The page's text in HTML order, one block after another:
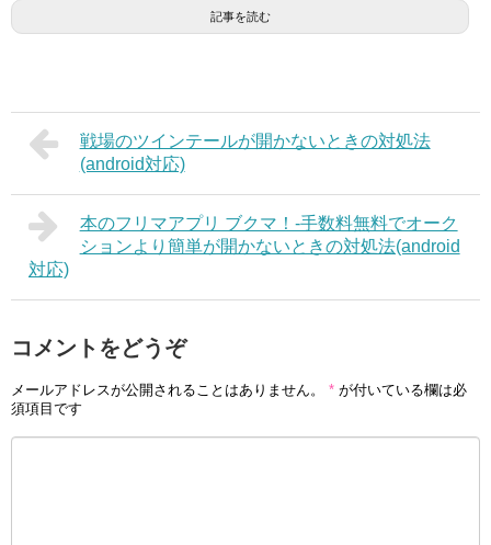
記事を読む
戦場のツインテールが開かないときの対処法
(android対応)
本のフリマアプリ ブクマ！-手数料無料でオーク
ションより簡単が開かないときの対処法(android
対応)
コメントをどうぞ
メールアドレスが公開されることはありません。 * が付いている欄は必
須項目です